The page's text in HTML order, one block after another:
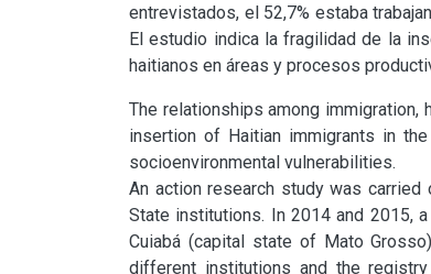
entrevistados, el 52,7% estaba
El estudio indica la fragilidad de la
haitianos en áreas y procesos
The relationships among immigration,
insertion of Haitian immigrants in
socioenvironmental vulnerabilities.
An action research study was carried
State institutions. In 2014 and 2015,
Cuiabá (capital state of Mato
different institutions and the